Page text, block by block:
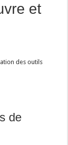
et
des outils
de